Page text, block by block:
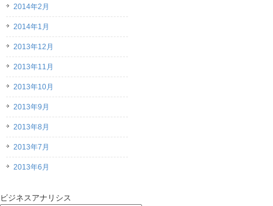
2014年2月
2014年1月
2013年12月
2013年11月
2013年10月
2013年9月
2013年8月
2013年7月
2013年6月
ビジネスアナリシス